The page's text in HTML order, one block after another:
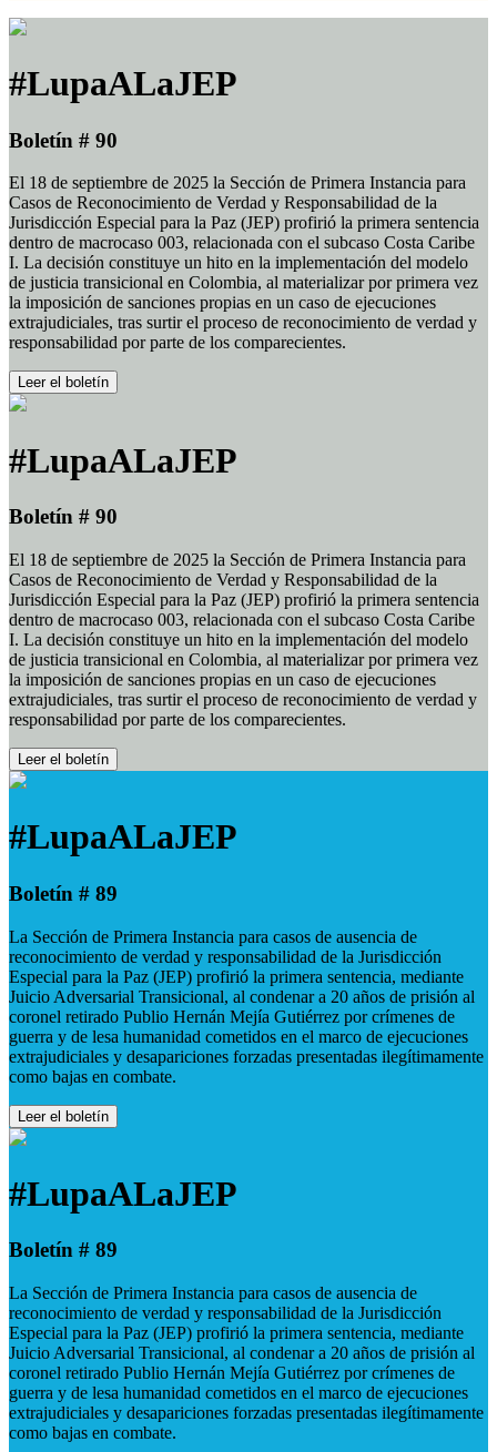
#LupaALaJEP
Boletín # 90
El 18 de septiembre de 2025 la Sección de Primera Instancia para
Casos de Reconocimiento de Verdad y Responsabilidad de la
Jurisdicción Especial para la Paz (JEP) profirió la primera sentencia
dentro de macrocaso 003, relacionada con el subcaso Costa Caribe
I. La decisión constituye un hito en la implementación del modelo
de justicia transicional en Colombia, al materializar por primera vez
la imposición de sanciones propias en un caso de ejecuciones
extrajudiciales, tras surtir el proceso de reconocimiento de verdad y
responsabilidad por parte de los comparecientes.
Leer el boletín
#LupaALaJEP
Boletín # 90
El 18 de septiembre de 2025 la Sección de Primera Instancia para
Casos de Reconocimiento de Verdad y Responsabilidad de la
Jurisdicción Especial para la Paz (JEP) profirió la primera sentencia
dentro de macrocaso 003, relacionada con el subcaso Costa Caribe
I. La decisión constituye un hito en la implementación del modelo
de justicia transicional en Colombia, al materializar por primera vez
la imposición de sanciones propias en un caso de ejecuciones
extrajudiciales, tras surtir el proceso de reconocimiento de verdad y
responsabilidad por parte de los comparecientes.
Leer el boletín
#LupaALaJEP
Boletín # 89
La Sección de Primera Instancia para casos de ausencia de
reconocimiento de verdad y responsabilidad de la Jurisdicción
Especial para la Paz (JEP) profirió la primera sentencia, mediante
Juicio Adversarial Transicional, al condenar a 20 años de prisión al
coronel retirado Publio Hernán Mejía Gutiérrez por crímenes de
guerra y de lesa humanidad cometidos en el marco de ejecuciones
extrajudiciales y desapariciones forzadas presentadas ilegítimamente
como bajas en combate.
Leer el boletín
#LupaALaJEP
Boletín # 89
La Sección de Primera Instancia para casos de ausencia de
reconocimiento de verdad y responsabilidad de la Jurisdicción
Especial para la Paz (JEP) profirió la primera sentencia, mediante
Juicio Adversarial Transicional, al condenar a 20 años de prisión al
coronel retirado Publio Hernán Mejía Gutiérrez por crímenes de
guerra y de lesa humanidad cometidos en el marco de ejecuciones
extrajudiciales y desapariciones forzadas presentadas ilegítimamente
como bajas en combate.